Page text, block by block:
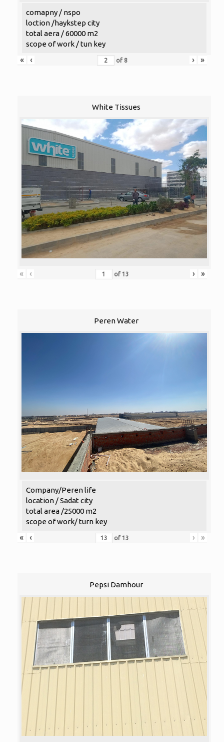
comapny / nspo
loction /haykstep city
total aera / 60000 m2
scope of work / tun key
«
‹ of 8 › »
White Tissues
« ‹ of 13 › »
Peren Water
Company/Peren life
location / Sadat city
total area /25000 m2
scope of work/ turn key
«
‹ of 13 › »
Pepsi Damhour